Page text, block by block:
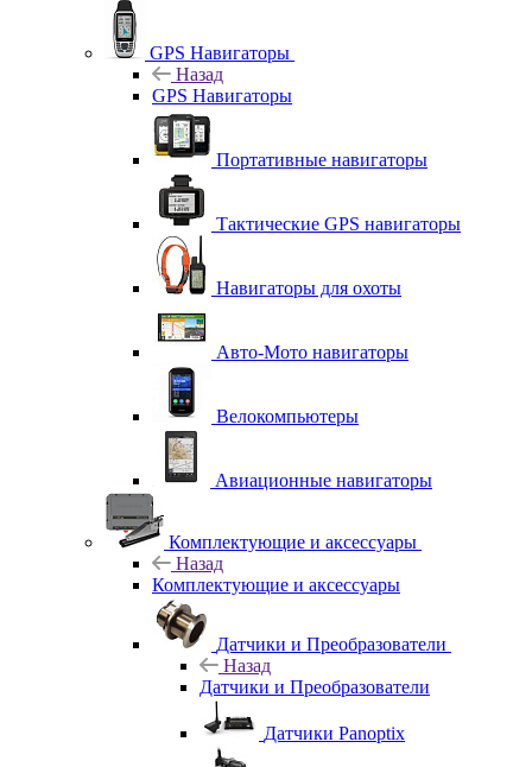
GPS Навигаторы
Назад
GPS Навигаторы
Портативные навигаторы
Тактические GPS навигаторы
Навигаторы для охоты
Авто-Мото навигаторы
Велокомпьютеры
Авиационные навигаторы
Комплектующие и аксессуары
Назад
Комплектующие и аксессуары
Датчики и Преобразователи
Назад
Датчики и Преобразователи
Датчики Panoptix